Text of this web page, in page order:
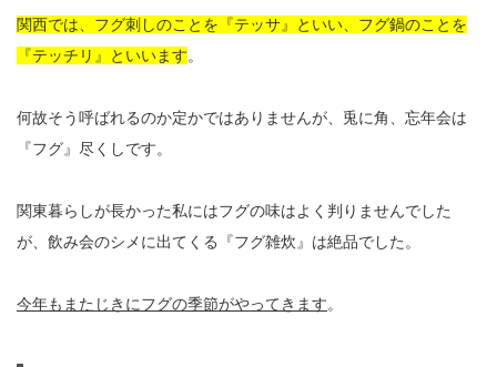
関西では、フグ刺しのことを『テッサ』といい、フグ鍋のことを
『テッチリ』といいます。
何故そう呼ばれるのか定かではありませんが、兎に角、忘年会は
『フグ』尽くしです。
関東暮らしが長かった私にはフグの味はよく判りませんでした
が、飲み会のシメに出てくる『フグ雑炊』は絶品でした。
今年もまたじきにフグの季節がやってきます。